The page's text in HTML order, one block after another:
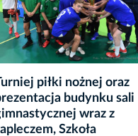
piłki nożnej oraz
budynku sali
wraz z
Szkoła